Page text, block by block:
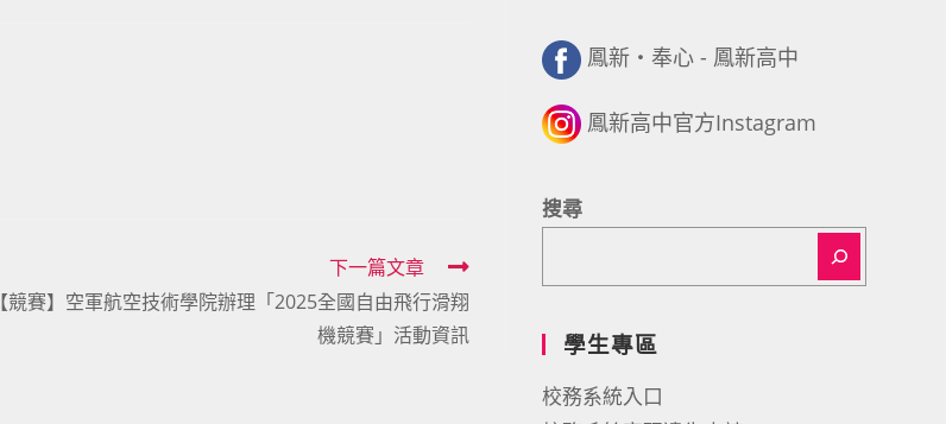
下一篇文章
【競賽】空軍航空技術學院辦理「2025全國自由飛行滑翔
機競賽」活動資訊
鳳新・奉心 - 鳳新高中
鳳新高中官方Instagram
搜尋
學生專區
校務系統入口